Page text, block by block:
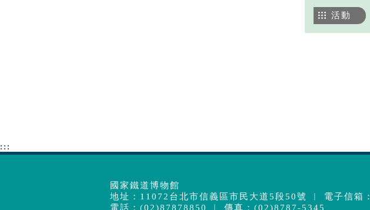
活動
:::
國家鐵道博物館
地址：11072台北市信義區市民大道5段50號 ︱ 電子信箱：
電話：(02)87878850 ︱ 傳真：(02)8787-5345